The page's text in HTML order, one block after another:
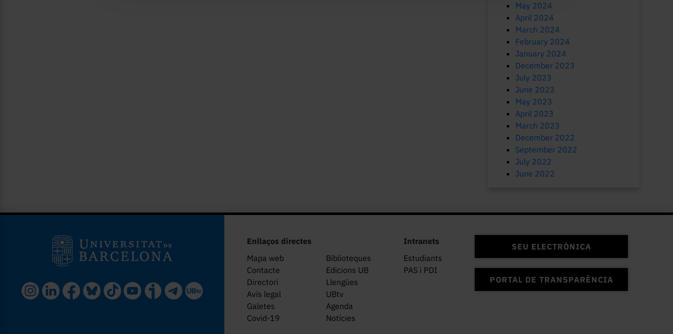
May 2024
April 2024
March 2024
February 2024
January 2024
December 2023
July 2023
June 2023
May 2023
April 2023
March 2023
December 2022
September 2022
July 2022
June 2022
Enllaços directes
Mapa web
Biblioteques
Contacte
Edicions UB
Directori
Llengües
Avís legal
UBtv
Galetes
Agenda
Covid-19
Notícies
Intranets
Estudiants
PAS i PDI
SEU ELECTRÒNICA
PORTAL DE TRANSPARÈNCIA